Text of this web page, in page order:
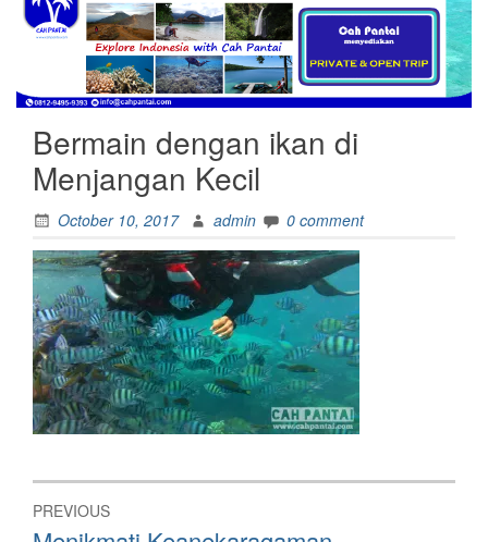
Bermain dengan ikan di
Menjangan Kecil
October 10, 2017 admin 0 comment
Post
navigation
PREVIOUS
Previous